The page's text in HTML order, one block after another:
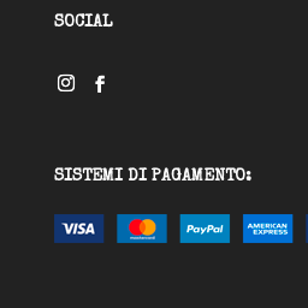
SOCIAL
SISTEMI DI PAGAMENTO: